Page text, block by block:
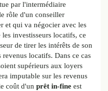
par l'intermédiaire
rôle d'un conseiller
et qui va négocier avec les
les investisseurs locatifs, ce
de tirer les intérêts de son
locatifs. Dans ce cas
supérieurs aux loyers
imputable sur les revenus
coût d'un prêt in-fine est